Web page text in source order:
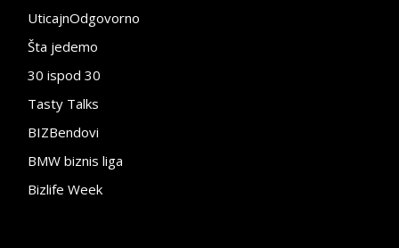
UticajnOdgovorno
Šta jedemo
30 ispod 30
Tasty Talks
BIZBendovi
BMW biznis liga
Bizlife Week